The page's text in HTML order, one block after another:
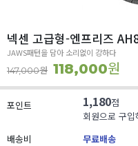
넥센 고급형-엔프리즈
JAWS패턴을 담아 소리없이 강하다
147,000원 118,000원
포인트 1,180점
회원으로 구
배송비
무료배송